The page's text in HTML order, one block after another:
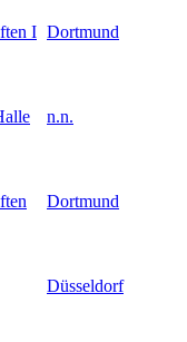
I Dortmund
n.n.
Dortmund
Düsseldorf